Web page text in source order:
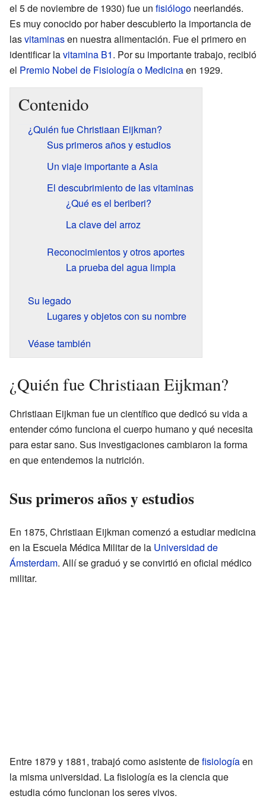
el 5 de noviembre de 1930) fue un fisiólogo neerlandés.
Es muy conocido por haber descubierto la importancia de
lasvitaminasen nuestra alimentación. Fue el primero en
identificar lavitamina B1. Por su importante trabajo, recibió
el Premio Nobel de Fisiología o Medicinaen 1929.
Contenido
¿Quién fue Christiaan Eijkman?
Sus primeros años y estudios
Un viaje importante a Asia
El descubrimiento de las vitaminas
¿Qué es el beriberi?
La clave del arroz
Reconocimientos y otros aportes
La prueba del agua limpia
Su legado
Lugares y objetos con su nombre
Véase también
¿Quién fue Christiaan Eijkman?
Christiaan Eijkman fue un científico que dedicó su vida a
entender cómo funciona el cuerpo humano y qué necesita
para estar sano. Sus investigaciones cambiaron la forma
en que entendemos la nutrición.
Sus primeros años y estudios
En 1875, Christiaan Eijkman comenzó a estudiar medicina
en la Escuela Médica Militar de la Universidad de
Ámsterdam. Allí se graduó y se convirtió en oficial médico
militar.
Entre 1879 y 1881, trabajó como asistente defisiologíaen
la misma universidad. La fisiología es la ciencia que
estudia cómo funcionan los seres vivos.